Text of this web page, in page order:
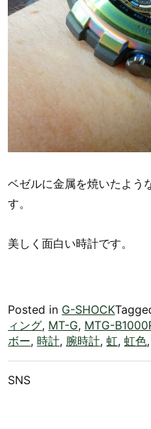
ベゼルに金属を焼いたよう
す。
美しく面白い時計です。
Posted in G-SHOCK
ィング, MT-G, MTG-
ボー, 時計, 腕時計,虹,虹色,
SNS